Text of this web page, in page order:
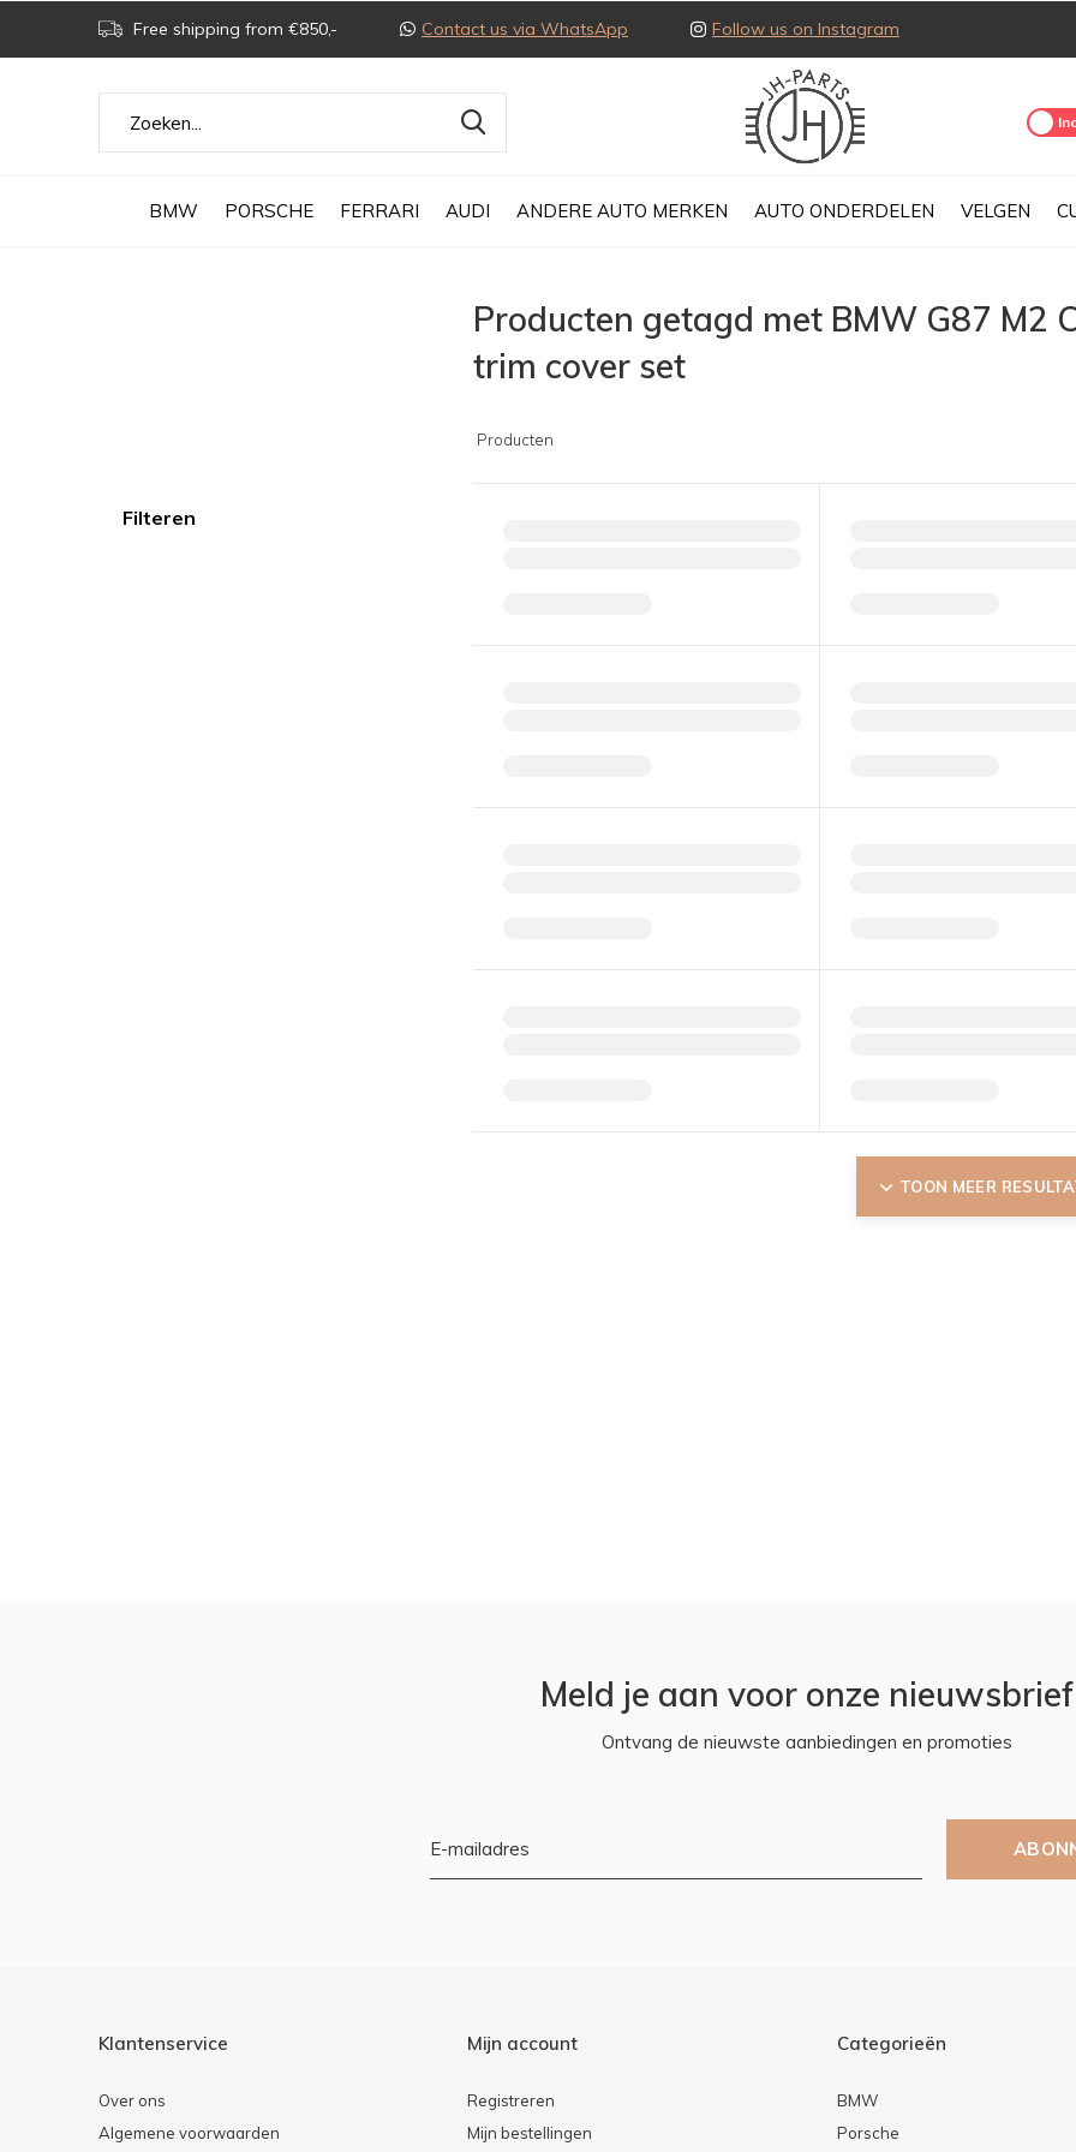
BMW PORSCHE FERRARI AUDI ANDERE AUTO MERKEN AUTO ONDERDELEN VELGEN
Excl.
Free shipping from €850,- Contact us via WhatsApp Follow us on Instagram
Filteren
Producten getagd met BMW G87 M2
trim cover set
Producten
TOON MEER
Meld je aan voor onze nieuwsbrief
Ontvang de nieuwste aanbiedingen en promoties
Klantenservice
Over ons
Algemene voorwaarden
Mijn account
Registreren
Mijn bestellingen
Categorieën
BMW
Porsche